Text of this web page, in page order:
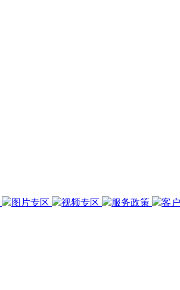
图片专区 视频专区 服务政策 客